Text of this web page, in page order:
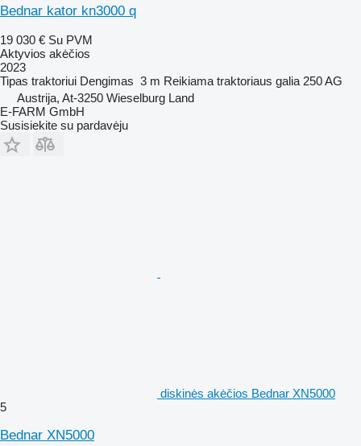
Bednar kator kn3000 q
19 030 € Su PVM
Aktyvios akėčios
2023
Tipas traktoriui Dengimas 3 m Reikiama traktoriaus galia 250 AG
Austrija, At-3250 Wieselburg Land
E-FARM GmbH
Susisiekite su pardavėju
diskinės akėčios Bednar XN5000
5
Bednar XN5000